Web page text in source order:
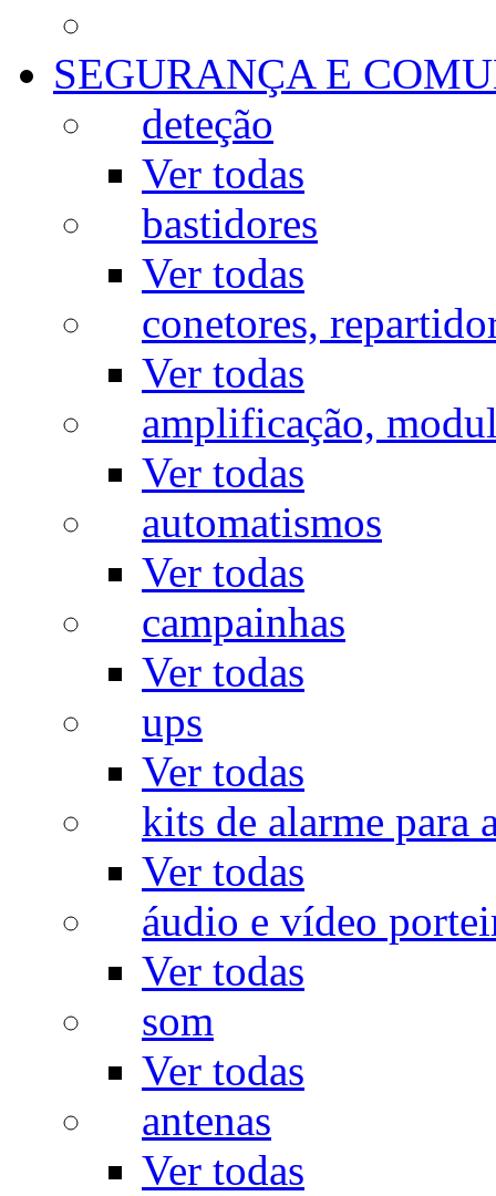
SEGURANÇA E
deteção
Ver todas
bastidores
Ver todas
conetores,
Ver todas
amplificação,
Ver todas
automatismos
Ver todas
campainhas
Ver todas
ups
Ver todas
kits de alarme para
Ver todas
áudio e vídeo
Ver todas
som
Ver todas
antenas
Ver todas